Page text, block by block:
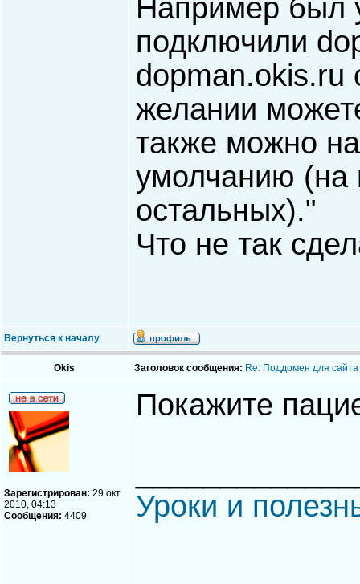
Например был
подключили
dopman.okis.ru
желании
также можно
умолчанию (на
остальных)."
Что не так
Вернуться к началу
Okis Заголовок сообщения: Re: Поддомен для сайта
Зарегистрирован: 29 окт
2010, 04:13
Сообщения: 4409
Покажите
Уроки и